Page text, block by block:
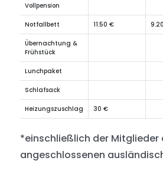
Vollpension
Notfallbett 11.50 €
Übernachtung &
Frühstück
Lunchpaket
Schlafsack
Heizungszuschlag 30 €
*einschließlich der Mitglieder
angeschlossenen